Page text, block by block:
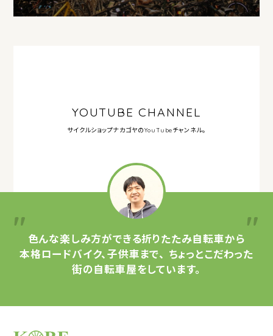
YOUTUBE CHANNEL
サイクルショップナカゴヤのYouTubeチャンネル。
色んな楽しみ方ができる折りたたみ自転車から
本格ロードバイク、子供車まで、 ちょっとこだわった
街の自転車屋をしています。